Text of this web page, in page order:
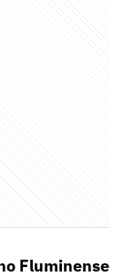
Fluminense